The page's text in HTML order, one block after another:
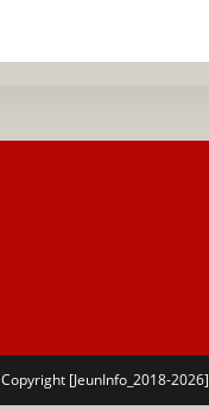
Copyright [JeunInfo_2018-2026]